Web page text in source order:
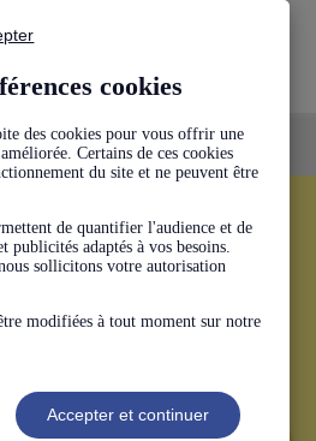
cookies
des cookies pour vous offrir une
Certains de ces cookies
du site et ne peuvent être
de quantifier l'audience et de
publicités adaptés à vos besoins.
sollicitons votre autorisation
modifiées à tout moment sur notre
Accepter et continuer